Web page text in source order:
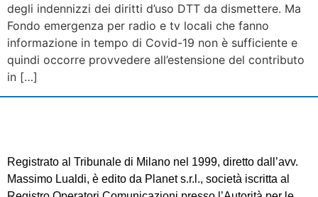
degli indennizzi dei diritti d’uso DTT da dismettere. Ma
Fondo emergenza per radio e tv locali che fanno
informazione in tempo di Covid-19 non è sufficiente e
quindi occorre provvedere all’estensione del contributo
in […]
Registrato al Tribunale di Milano nel 1999, diretto dall’avv.
Massimo Lualdi, è edito da Planet s.r.l., società iscritta al